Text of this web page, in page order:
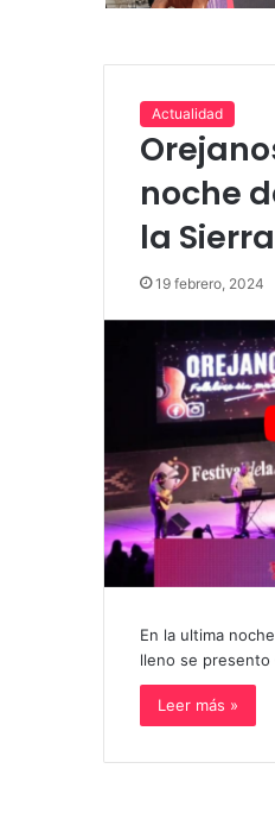
Actualidad
noche
la Sierra
19 febrero, 2024
En la ultima
lleno se presento
Leer más »